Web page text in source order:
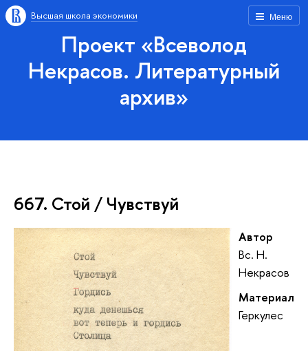
Меню
Высшая школа экономики
Проект «Всеволод
Некрасов. Литературный
архив»
667. Стой / Чувствуй
Автор
Вс. Н.
Некрасов
Материал
Геркулес